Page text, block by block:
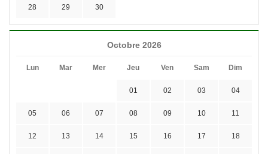
28 29 30
Octobre 2026
Lun Mar Mer Jeu Ven Sam Dim
01 02 03 04
05 06 07 08 09 10 11
12 13 14 15 16 17 18